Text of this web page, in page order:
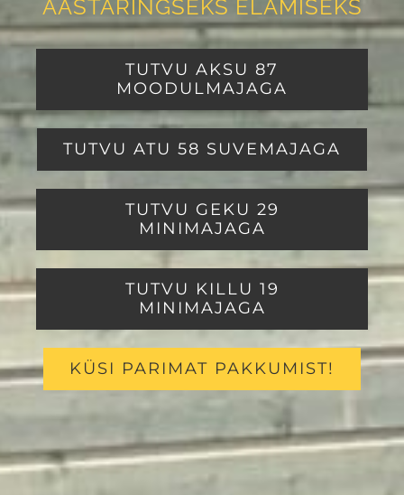
AASTARINGSEKS ELAMISEKS
TUTVU AKSU 87
MOODULMAJAGA
TUTVU ATU 58 SUVEMAJAGA
TUTVU GEKU 29
MINIMAJAGA
TUTVU KILLU 19
MINIMAJAGA
KÜSI PARIMAT PAKKUMIST!